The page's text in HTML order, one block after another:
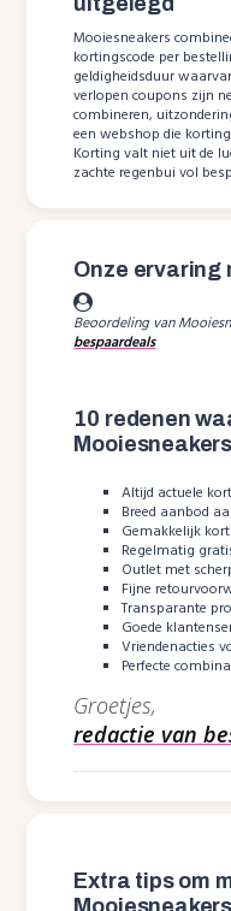
Mooiesneakers
kortingscode per
geldigheidsduur
verlopen coupons zijn
combineren,
een webshop die
Korting valt niet uit de
zachte regenbui vol
Onze ervaring
Beoordeling van
bespaardeals
10 redenen
Mooiesneakers
Altijd actuele
Breed aanbod
Gemakkelijk
Regelmatig
Outlet met
Fijne
Transparante
Goede
Vriendenacties
Perfecte
Groetjes,
redactie van
Extra tips om
Mooiesneakers